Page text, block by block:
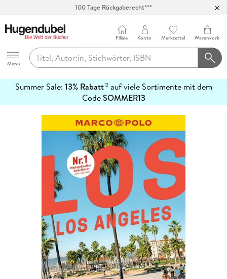
100 Tage Rückgaberecht***
Hugendubel
Menu
Filiale Konto Merkzettel Warenkorb
Summer Sale: 13% Rabatt12auf viele Sortimente mit dem
CodeSOMMER13
erfahren